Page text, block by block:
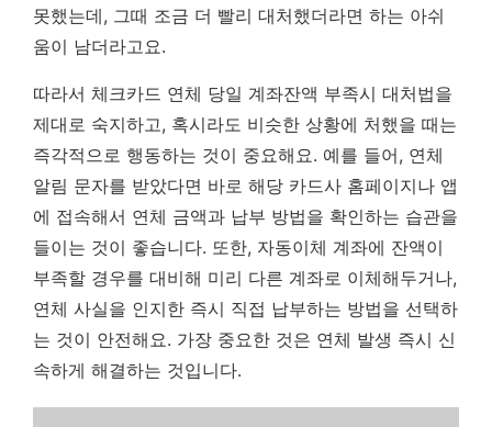
못했는데, 그때 조금 더 빨리 대처했더라면 하는 아쉬
움이 남더라고요.
따라서 체크카드 연체 당일 계좌잔액 부족시 대처법을
제대로 숙지하고, 혹시라도 비슷한 상황에 처했을 때는
즉각적으로 행동하는 것이 중요해요. 예를 들어, 연체
알림 문자를 받았다면 바로 해당 카드사 홈페이지나 앱
에 접속해서 연체 금액과 납부 방법을 확인하는 습관을
들이는 것이 좋습니다. 또한, 자동이체 계좌에 잔액이
부족할 경우를 대비해 미리 다른 계좌로 이체해두거나,
연체 사실을 인지한 즉시 직접 납부하는 방법을 선택하
는 것이 안전해요. 가장 중요한 것은 연체 발생 즉시 신
속하게 해결하는 것입니다.